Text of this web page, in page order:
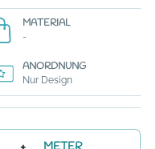
MATERIAL
-
ANORDNUNG
Nur Design